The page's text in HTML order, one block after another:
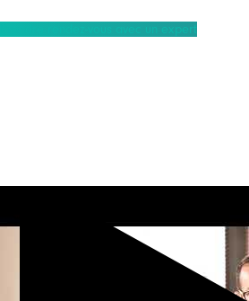
Prendre rendez-vous avec un expert